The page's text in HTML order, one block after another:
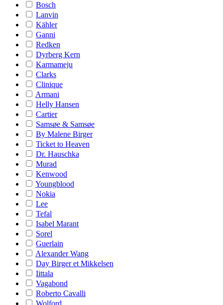
Bosch
Lanvin
Kähler
Ganni
Redken
Dyrberg Kern
Karmameju
Clarks
Clinique
Armani
Helly Hansen
Cartier
Samsøe & Samsøe
By Malene Birger
Ticket to Heaven
Dr. Hauschka
Murad
Kenwood
Youngblood
Nokia
Lee
Tefal
Isabel Marant
Sorel
Guerlain
Alexander Wang
Day Birger et Mikkelsen
Iittala
Vagabond
Roberto Cavalli
Wolford